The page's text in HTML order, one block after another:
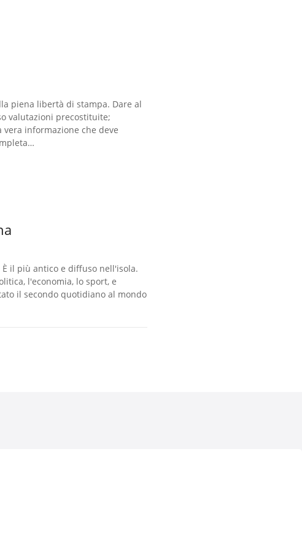
piena libertà di stampa. Dare al
valutazioni precostituite;
informazione che deve
il più antico e diffuso nell'isola.
l'economia, lo sport, e
il secondo quotidiano al mondo